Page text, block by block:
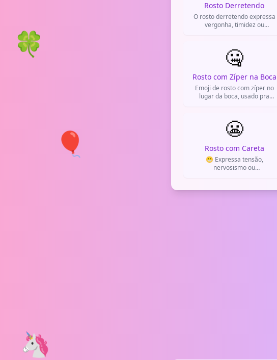
🎈
🦄
🍀
Rosto Derretendo
O rosto derretendo expressa
vergonha, timidez ou
🤐
Rosto com Zíper na Boca
Emoji de rosto com zíper no
lugar da boca, usado pra
😬
Rosto com Careta
😬 Expressa tensão,
nervosismo ou
situações embaraçosas.